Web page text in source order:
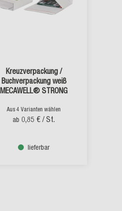
Kreuzverpackung /
Buchverpackung weiß
MECAWELL® STRONG
Aus 4 Varianten wählen
ab 0,85 € / St.
lieferbar